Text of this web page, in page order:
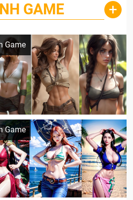
GAME +
Game
Croft vừa nóng vừa xinh dưới nét vẽ
Game
AI Cosplay gái đẹp One Piece
Xiangling siêu cute